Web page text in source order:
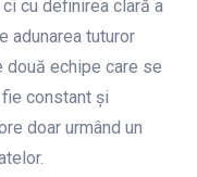
ci cu definirea clară a
adunarea tuturor
echipe care se
constant și
doar urmând un